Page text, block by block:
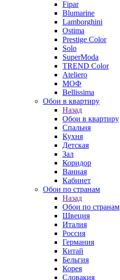
Fipar
Blumarine
Lamborghini
Ostima
Prestige Color
Solo
SuperModa
TREND Color
Ateliero
МОФ
Bellissima
Обои в квартиру
Назад
Обои в квартиру
Спальня
Кухня
Детская
Зал
Коридор
Ванная
Кабинет
Обои по странам
Назад
Обои по странам
Швеция
Италия
Россия
Германия
Китай
Бельгия
Корея
Словакия